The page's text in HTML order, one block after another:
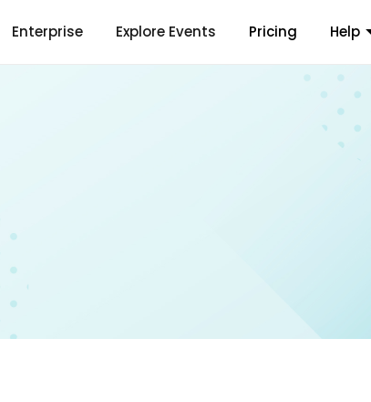
Enterprise Explore Events Pricing Help